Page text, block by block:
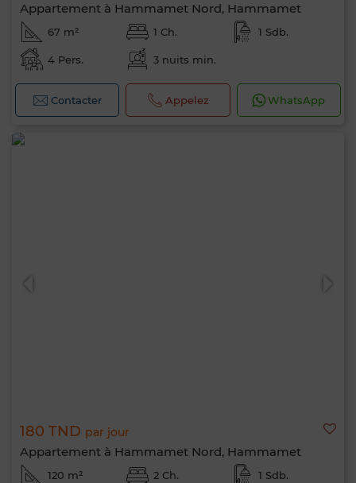
Appartement à Hammamet Nord, Hammamet
67 m² 1 Ch. 1 Sdb.
4 Pers. 3 nuits min.
Contacter Appelez WhatsApp
180 TND par jour
Appartement à Hammamet Nord, Hammamet
120 m² 2 Ch. 1 Sdb.